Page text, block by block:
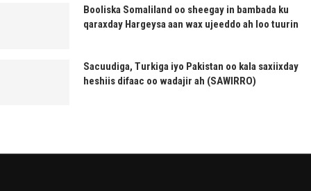
Booliska Somaliland oo sheegay in bambada ku
qaraxday Hargeysa aan wax ujeeddo ah loo tuurin
Sacuudiga, Turkiga iyo Pakistan oo kala saxiixday
heshiis difaac oo wadajir ah (SAWIRRO)